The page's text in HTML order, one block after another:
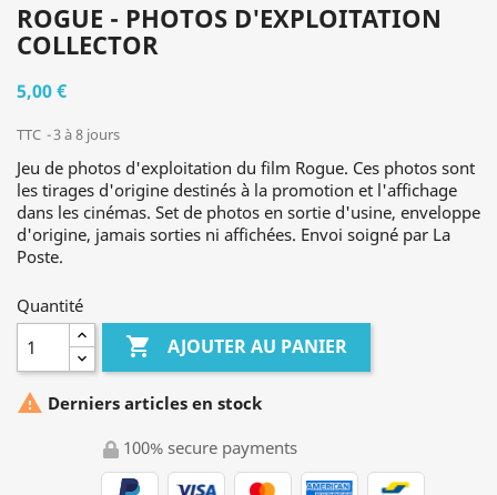
ROGUE - PHOTOS D'EXPLOITATION
COLLECTOR
5,00 €
TTC 3 à 8 jours
Jeu de photos d'exploitation du film Rogue. Ces photos sont
les tirages d'origine destinés à la promotion et l'affichage
dans les cinémas. Set de photos en sortie d'usine, enveloppe
d'origine, jamais sorties ni affichées. Envoi soigné par La
Poste.
Quantité
 AJOUTER AU PANIER
 Derniers articles en stock
100% secure payments